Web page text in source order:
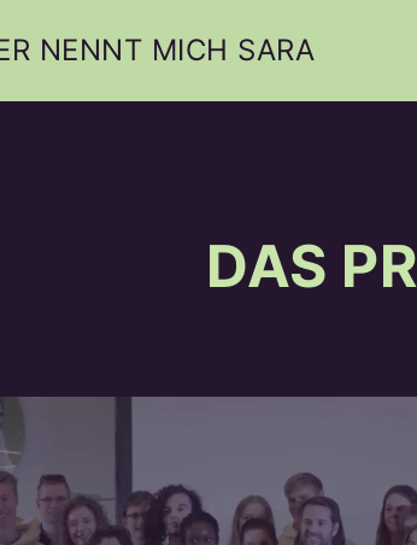
NENNT MICH SARA
DAS